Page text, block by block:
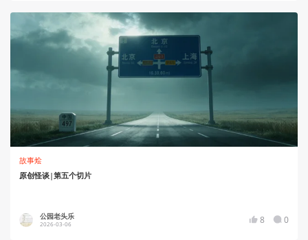
故事烩
原创怪谈|第五个切片
公园老头乐
2026-03-06 8 0